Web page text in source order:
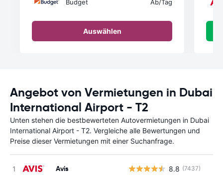
Budget Ab/Tag
Auswählen
Angebot von Vermietungen in Dubai
International Airport - T2
Unten stehen die bestbewerteten Autovermietungen in Dubai
International Airport - T2. Vergleiche alle Bewertungen und
Preise dieser Vermietungen mit einer Suchanfrage.
Avis 8.8 (7437)